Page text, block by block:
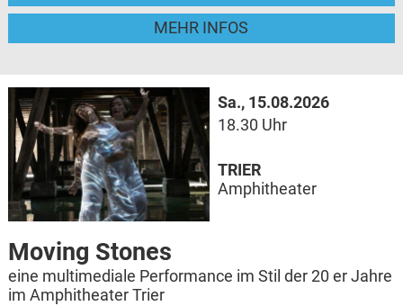
MEHR INFOS
Sa., 15.08.2026
18.30 Uhr
Moving Stones
eine multimediale Performance im Stil der 20 er Jahre
im Amphitheater Trier
TRIER
Amphitheater